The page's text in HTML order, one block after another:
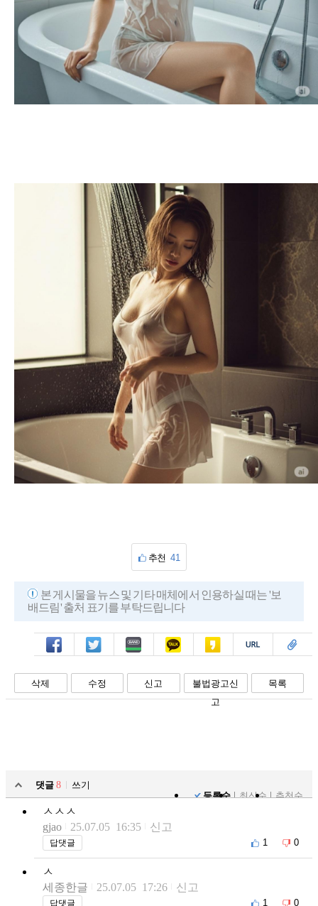
추천 41
본 게시물을 뉴스 및 기타 매체에서 인용하실 때는 '보
배드림' 출처 표기를 부탁드립니다
페북 트윗 밴드 카톡 카스 복사 스크랩
삭제 수정 신고
불법광고신
고
목록
댓글 8
쓰기
등록순
최신순 추천순
ㅅㅅㅅ
gjao
25.07.05 16:35 신고
답댓글 1 0
ㅅ
세종한글
25.07.05 17:26 신고
답댓글 1 0